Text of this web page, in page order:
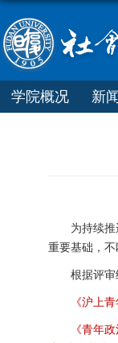
学院概况 新
为持续
重要基础，
根据评
《沪上
《青年